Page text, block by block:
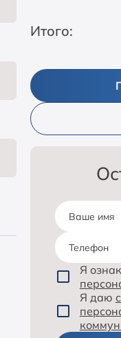
Итого:
Ваше имя
Телефон
Я
Я даю